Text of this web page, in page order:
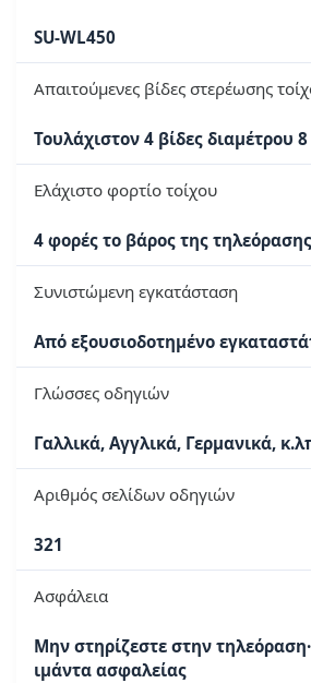
SU-WL450
Απαιτούμενες βίδες στερέωσης
Τουλάχιστον 4 βίδες διαμέτρου
Ελάχιστο φορτίο τοίχου
4 φορές το βάρος της τηλεόρασης
Συνιστώμενη εγκατάσταση
Από εξουσιοδοτημένο
Γλώσσες οδηγιών
Γαλλικά, Αγγλικά, Γερμανικά,
Αριθμός σελίδων οδηγιών
321
Ασφάλεια
Μην στηρίζεστε στην
ιμάντα ασφαλείας